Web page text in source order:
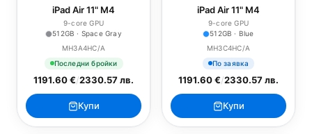
iPad Air 11" M4
9-core GPU
512GB · Space Gray
MH3A4HC/A
Последни бройки
1191.60 €/2330.57 лв.
Купи
iPad Air 11" M4
9-core GPU
512GB · Blue
MH3C4HC/A
По заявка
1191.60 €/2330.57 лв.
Купи